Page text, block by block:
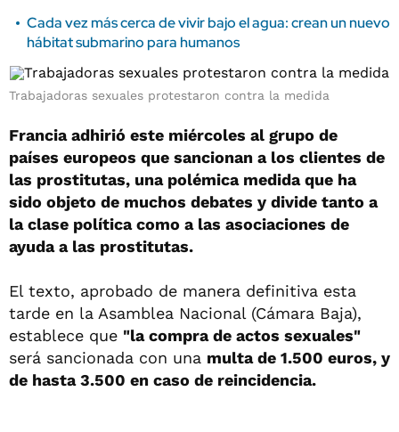
Cada vez más cerca de vivir bajo el agua: crean un nuevo
hábitat submarino para humanos
Trabajadoras sexuales protestaron contra la medida
Francia adhirió este miércoles al grupo de
países europeos que sancionan a los clientes de
las prostitutas, una polémica medida que ha
sido objeto de muchos debates y divide tanto a
la clase política como a las asociaciones de
ayuda a las prostitutas.
El texto, aprobado de manera definitiva esta
tarde en la Asamblea Nacional (Cámara Baja),
establece que "la compra de actos sexuales"
será sancionada con una multa de 1.500 euros, y
de hasta 3.500 en caso de reincidencia.